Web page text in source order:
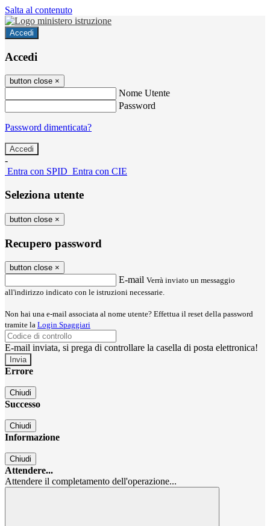
Salta al contenuto
Accedi
Accedi
button close ×
Nome Utente
Password
Password dimenticata?
-
Entra con SPID Entra con CIE
Seleziona utente
button close ×
Recupero password
button close ×
E-mail Verrà inviato un messaggio
all'indirizzo indicato con le istruzioni necessarie.
Non hai una e-mail associata al nome utente? Effettua il reset della password
tramite la Login Spaggiari
E-mail inviata, si prega di controllare la casella di posta elettronica!
Errore
Chiudi
Successo
Chiudi
Informazione
Chiudi
Attendere...
Attendere il completamento dell'operazione...